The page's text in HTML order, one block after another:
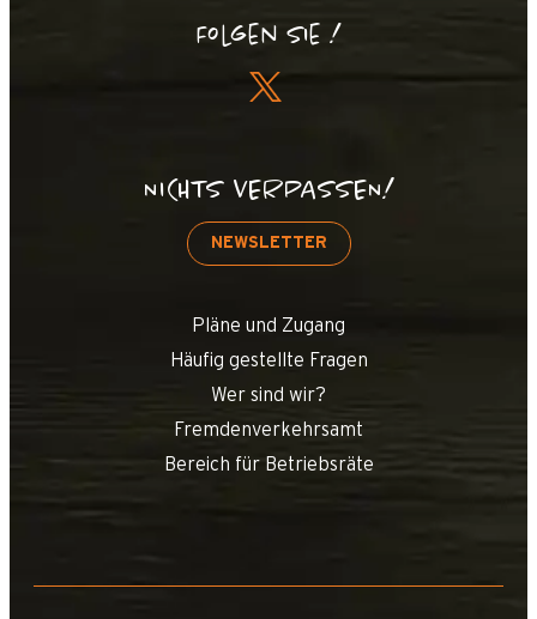
Folgen Sie !
NICHTS VERPASSEN!
NEWSLETTER
Pläne und Zugang
Häufig gestellte Fragen
Wer sind wir?
Fremdenverkehrsamt
Bereich für Betriebsräte